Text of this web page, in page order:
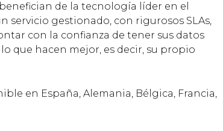
de la tecnología líder en el
servicio gestionado, con rigurosos SLAs,
con la confianza de tener sus datos
que hacen mejor, es decir, su propio
en España, Alemania, Bélgica, Francia,